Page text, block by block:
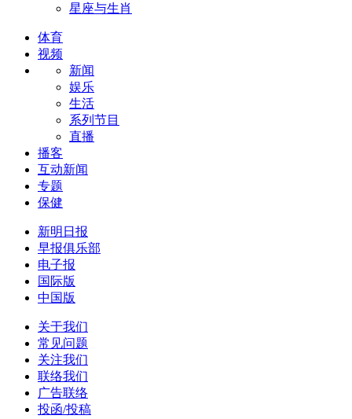
星座与生肖
体育
视频
新闻
娱乐
生活
系列节目
直播
播客
互动新闻
专题
保健
新明日报
早报俱乐部
电子报
国际版
中国版
关于我们
常见问题
关注我们
联络我们
广告联络
投函/投稿